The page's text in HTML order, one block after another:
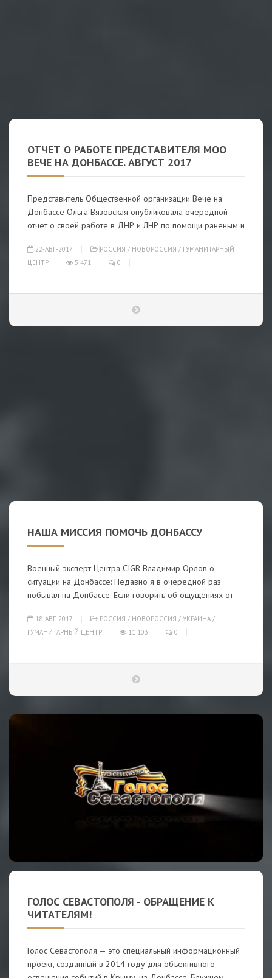
ОТЧЕТ О РАБОТЕ ПРЕДСТАВИТЕЛЯ МОО
ВЕЧЕ НА ДОНБАССЕ. АВГУСТ 2017
Представитель Общественной организации Вече на
Донбассе Ольга Вязовская опубликовала очередной
отчет о своей работе в ДНР и ЛНР по помощи раненым и
22-АВГ-2017 РОССИЯ / НОВОРОССИЯ / ГУМАНИТАРНЫЙ
ЦЕНТР
5 471 0
НАША МИССИЯ ПОМОЧЬ ДОНБАССУ
Военный эксперт Центра CIGR Владимир Орлов о
ситуации на Донбассе: Недавно я в очередной раз
побывал на Донбассе. Если говорить об ощущениях от
18-АВГ-2017 РОССИЯ / НОВОРОССИЯ / УКРАИНА /
ГУМАНИТАРНЫЙ ЦЕНТР
11 103 0
ГОЛОС СЕВАСТОПОЛЯ - ОБРАЩЕНИЕ К
ЧИТАТЕЛЯМ!
Голос Севастополя — это специальный информационный
проект, созданный в 2014 году для объективного